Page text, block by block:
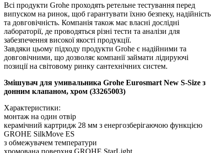
Всі продукти Grohe проходять ретельне тестування перед
випуском на ринок, щоб гарантувати їхню безпеку, надійність
та довговічність. Компанія також має власні дослідні
лабораторії, де проводяться різні тести та аналізи для
забезпечення високої якості продукції.
Завдяки цьому підходу продукти Grohe є надійними та
довговічними, що дозволяє компанії займати лідируючі
позиції на світовому ринку сантехнічних систем.
Змішувач для умивальника Grohe Eurosmart New S-Size з
донним клапаном, хром (33265003)
Характеристики:
монтаж на один отвір
керамічний картридж 28 мм з енергозберігаючою функцією
GROHE SilkMove ES
з обмежувачем температури
хромована поверхня GROHE StarLight